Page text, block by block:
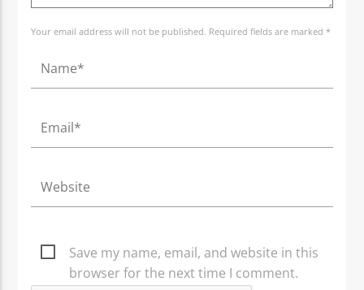
Your email address will not be published. Required fields are marked *
Save my name, email, and website in this
browser for the next time I comment.